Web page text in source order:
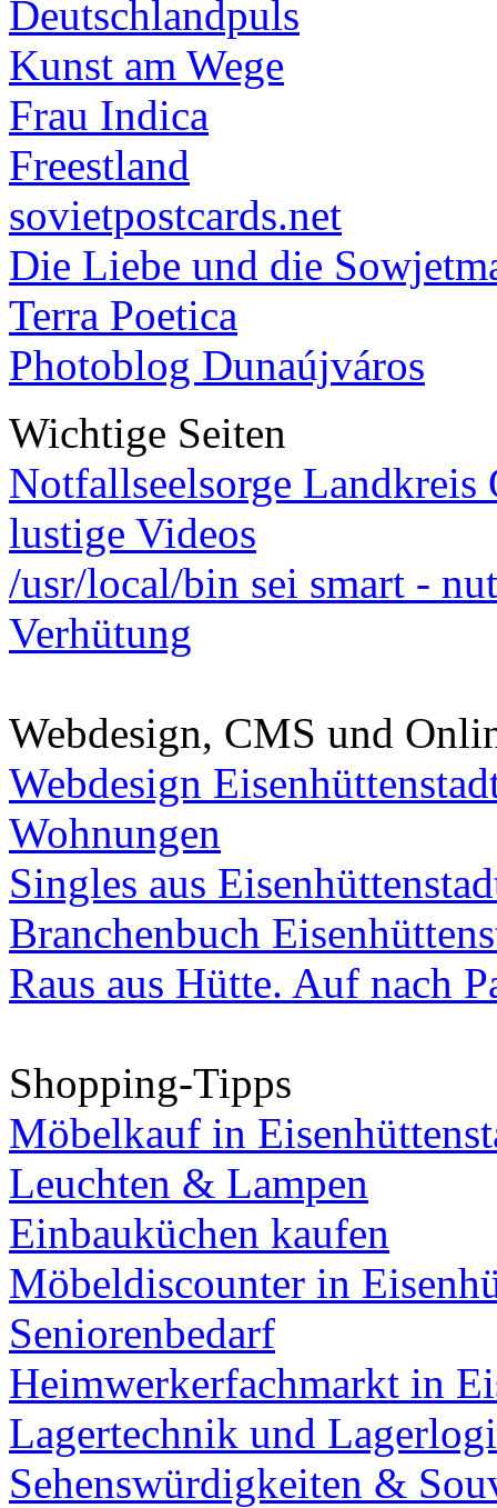
Deutschlandpuls
Kunst am Wege
Frau Indica
Freestland
sovietpostcards.net
Die Liebe und die
Terra Poetica
Photoblog Dunaújváros
Wichtige Seiten
Notfallseelsorge Landkreis
lustige Videos
/usr/local/bin sei smart -
Verhütung
Webdesign, CMS und
Webdesign
Wohnungen
Singles aus
Branchenbuch
Raus aus Hütte. Auf nach
Shopping-Tipps
Möbelkauf in
Leuchten & Lampen
Einbauküchen kaufen
Möbeldiscounter in
Seniorenbedarf
Heimwerkerfachmarkt in
Lagertechnik und
Sehenswürdigkeiten &